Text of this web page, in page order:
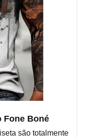
Fone Boné
são totalmente